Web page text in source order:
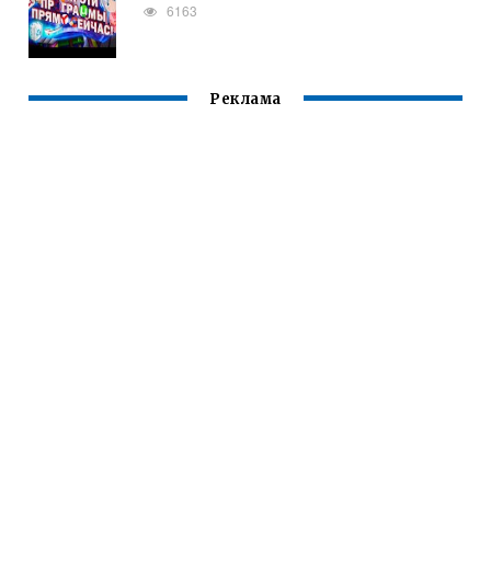
6163
Реклама